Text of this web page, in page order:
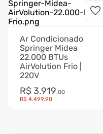
Ar Condicionado
Springer Midea
22.000 BTUs
AirVolution Frio |
220V
R$ 3.919,00
R$ 4.499,90